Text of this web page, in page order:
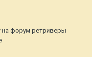
на форум ретриверы